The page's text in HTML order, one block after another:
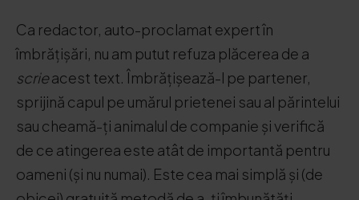
Ca redactor, auto-proclamat expert în
îmbrățișări, nu am putut refuza plăcerea de a
scrieacest text. Îmbrățișează-l pe partener,
sprijină capul pe umărul prietenei sau al părintelui
sau cheamă-ți animalul de companie și verifică
de ce atingerea este atât de importantă pentru
oameni (și nu numai). Este cea mai simplă și (de